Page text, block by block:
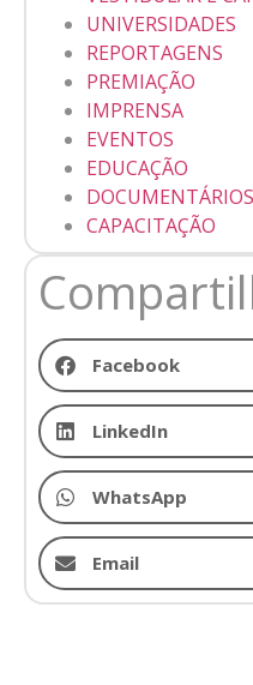
UNIVERSIDADES
REPORTAGENS
PREMIAÇÃO
IMPRENSA
EVENTOS
EDUCAÇÃO
DOCUMENTÁRIOS
CAPACITAÇÃO
Facebook
LinkedIn
WhatsApp
Email